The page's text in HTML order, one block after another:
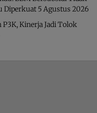
Diperkuat 5 Agustus 2026
Kinerja Jadi Tolok